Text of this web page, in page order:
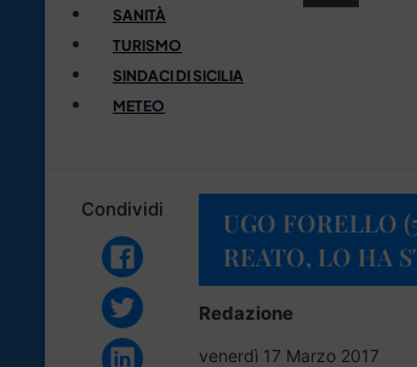
SANITÀ
TURISMO
SINDACI DI SICILIA
METEO
Condividi
UGO FORELLO
REATO, LO HA
Redazione
venerdì 17 Marzo 2017